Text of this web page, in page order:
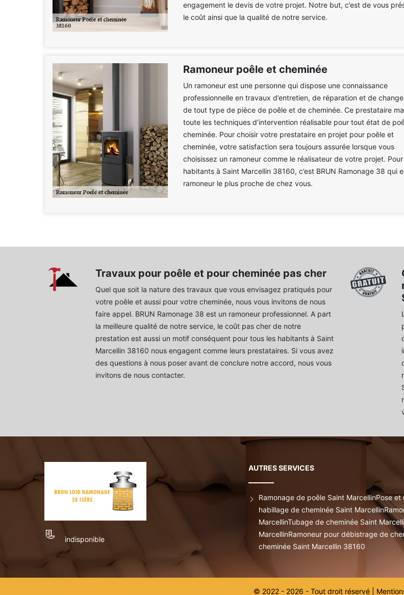
engagement le devis de votre projet. Notre but, c’est de vous
le coût ainsi que la qualité de notre service.
Ramoneur poêle et cheminée
Un ramoneur est une personne qui dispose une connaissance
professionnelle en travaux d’entretien, de réparation et de
de tout type de pièce de poêle et de cheminée. Ce prestataire
toute les techniques d’intervention réalisable pour tout état de
cheminée. Pour choisir votre prestataire en projet pour poêle et
cheminée, votre satisfaction sera toujours assurée lorsque vous
choisissez un ramoneur comme le réalisateur de votre projet.
habitants à Saint Marcellin 38160, c’est BRUN Ramonage 38 qui
ramoneur le plus proche de chez vous.
Travaux pour poêle et pour cheminée pas cher
Quel que soit la nature des travaux que vous envisagez pratiqués pour
votre poêle et aussi pour votre cheminée, nous vous invitons de nous
faire appel. BRUN Ramonage 38 est un ramoneur professionnel. A part
la meilleure qualité de notre service, le coût pas cher de notre
prestation est aussi un motif conséquent pour tous les habitants à Saint
Marcellin 38160 nous engagent comme leurs prestataires. Si vous avez
des questions à nous poser avant de conclure notre accord, nous vous
invitons de nous contacter.
indisponible
AUTRES SERVICES
Ramonage de poêle Saint MarcellinPose et
habillage de cheminée Saint Marcellin
MarcellinTubage de cheminée Saint
MarcellinRamoneur pour débistrage de
cheminée Saint Marcellin 38160
© 2022 - 2026 - Tout droit réservé |